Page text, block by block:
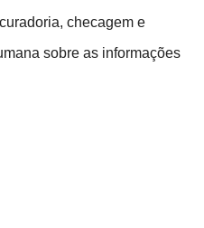
checagem e
sobre as informações